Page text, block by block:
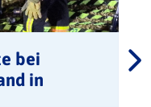
bei
in